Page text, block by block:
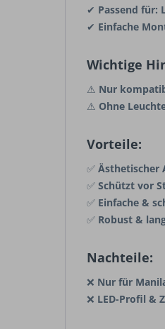
✔ Passend für:
✔ Einfache
Wichtige
⚠ Nur
⚠ Ohne
Vorteile:
✅ Ästhetischer
✅ Schützt vor
✅ Einfache &
✅ Robust &
Nachteile:
❌ Nur für
❌ LED-Profil &